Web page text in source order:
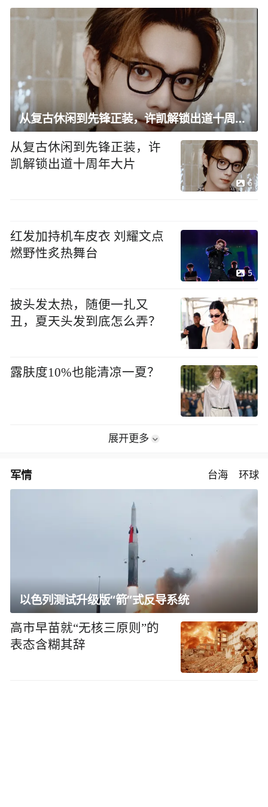
从复古休闲到先锋正装，许凯解锁出道十周年大片
从复古休闲到先锋正装，许
凯解锁出道十周年大片
6
红发加持机车皮衣 刘耀文点
燃野性炙热舞台
5
披头发太热，随便一扎又
丑，夏天头发到底怎么弄？
露肤度10%也能清凉一夏？
展开更多
军情 台海 环球
以色列测试升级版“箭”式反导系统
高市早苗就“无核三原则”的
表态含糊其辞